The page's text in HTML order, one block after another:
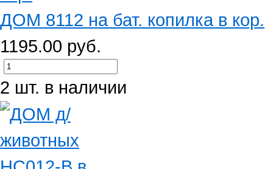
ДОМ 8112 на бат. копилка в кор.
1195.00 руб.
2 шт. в наличии